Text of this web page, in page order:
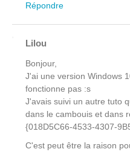
Répondre
Lilou
Bonjour,
J'ai une version Windows
fonctionne pas :s
J'avais suivi un autre tuto
dans le cambouis et dans
{018D5C66-4533-4307-
C'est peut être la raison